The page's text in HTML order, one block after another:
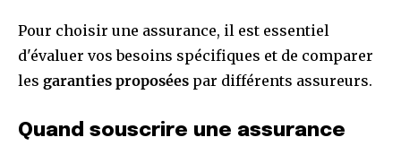
Pour choisir une assurance, il est essentiel
d'évaluer vos besoins spécifiques et de comparer
les garanties proposées par différents assureurs.
Quand souscrire une assurance